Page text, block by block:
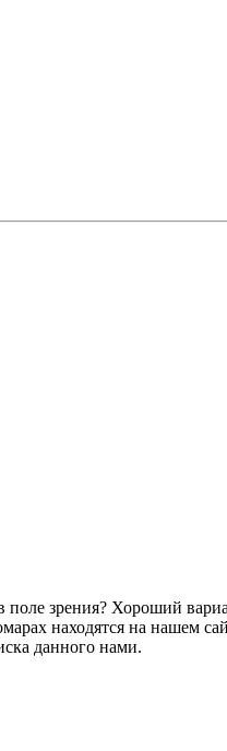
зрения? Хороший
находятся на нашем
данного нами.